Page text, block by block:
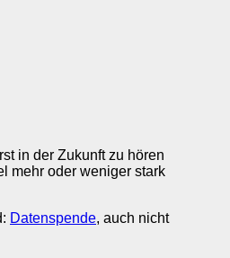
in der Zukunft zu hören
mehr oder weniger stark
Datenspende, auch nicht